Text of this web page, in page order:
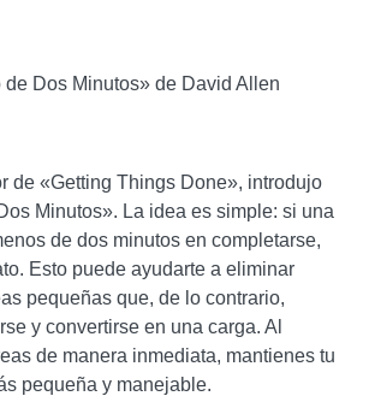
de Dos Minutos» de David Allen
de «Getting Things Done», introdujo
Minutos». La idea es simple: si una
de dos minutos en completarse,
Esto puede ayudarte a eliminar
pequeñas que, de lo contrario,
y convertirse en una carga. Al
de manera inmediata, mantienes tu
pequeña y manejable.